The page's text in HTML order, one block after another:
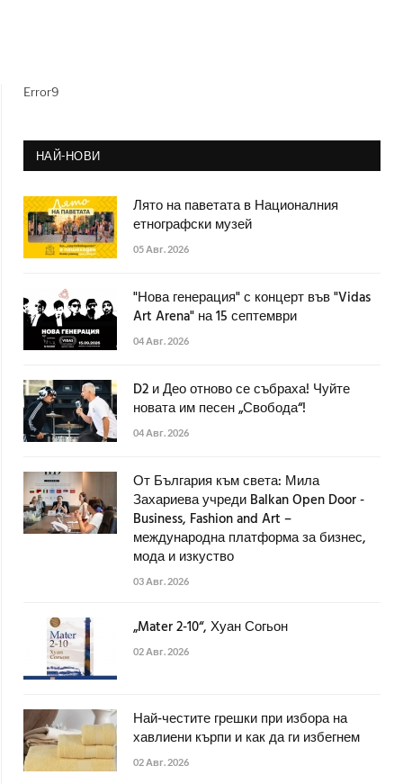
Error9
НАЙ-НОВИ
Лято на паветата в Националния
етнографски музей
05 Авг. 2026
"Нова генерация" с концерт във "Vidas
Art Arena" на 15 септември
04 Авг. 2026
D2 и Део отново се събраха! Чуйте
новата им песен „Свобода“!
04 Авг. 2026
От България към света: Мила
Захариева учреди Balkan Open Door -
Business, Fashion and Art –
международна платформа за бизнес,
мода и изкуство
03 Авг. 2026
„Mater 2-10“, Хуан Согьон
02 Авг. 2026
Най-честите грешки при избора на
хавлиени кърпи и как да ги избегнем
02 Авг. 2026